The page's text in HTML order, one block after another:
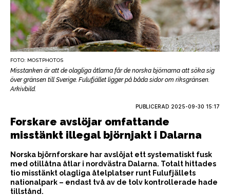
FOTO: MOSTPHOTOS
Misstanken är att de olagliga åtlarna får de norska björnarna att söka sig
över gränsen till Sverige. Fulufjället ligger på båda sidor om riksgränsen.
Arkivbild.
PUBLICERAD 2025-09-30 15:17
Forskare avslöjar omfattande
misstänkt illegal björnjakt i Dalarna
Norska björnforskare har avslöjat ett systematiskt fusk
med otillåtna åtlar i nordvästra Dalarna. Totalt hittades
tio misstänkt olagliga åtelplatser runt Fulufjällets
nationalpark – endast två av de tolv kontrollerade hade
tillstånd.